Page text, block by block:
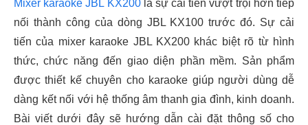
Mixer karaoke JBL KX200là sự cải tiến vượt trội hơn tiếp
nối thành công của dòng JBL KX100 trước đó. Sự cải
tiến của mixer karaoke JBL KX200 khác biệt rõ từ hình
thức, chức năng đến giao diện phần mềm. Sản phẩm
được thiết kế chuyên cho karaoke giúp người dùng dễ
dàng kết nối với hệ thống âm thanh gia đình, kinh doanh.
Bài viết dưới đây sẽ hướng dẫn cài đặt thông số cho